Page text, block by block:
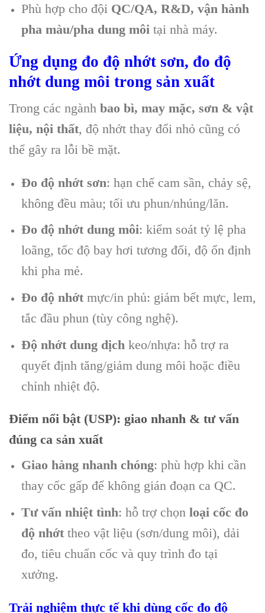
Phù hợp cho đội QC/QA, R&D, vận hành
pha màu/pha dung môi tại nhà máy.
Ứng dụng đo độ nhớt sơn, đo độ
nhớt dung môi trong sản xuất
Trong các ngành bao bì, may mặc, sơn & vật
liệu, nội thất, độ nhớt thay đổi nhỏ cũng có
thể gây ra lỗi bề mặt.
Đo độ nhớt sơn: hạn chế cam sần, chảy sệ,
không đều màu; tối ưu phun/nhúng/lăn.
Đo độ nhớt dung môi: kiểm soát tỷ lệ pha
loãng, tốc độ bay hơi tương đối, độ ổn định
khi pha mẻ.
Đo độ nhớtmực/in phủ: giảm bết mực, lem,
tắc đầu phun (tùy công nghệ).
Độ nhớt dung dịch keo/nhựa: hỗ trợ ra
quyết định tăng/giảm dung môi hoặc điều
chỉnh nhiệt độ.
Điểm nổi bật (USP): giao nhanh & tư vấn
đúng ca sản xuất
Giao hàng nhanh chóng: phù hợp khi cần
thay cốc gấp để không gián đoạn ca QC.
Tư vấn nhiệt tình: hỗ trợ chọn loại cốc đo
độ nhớttheo vật liệu (sơn/dung môi), dải
đo, tiêu chuẩn cốc và quy trình đo tại
xưởng.
Trải nghiệm thực tế khi dùng cốc đo độ